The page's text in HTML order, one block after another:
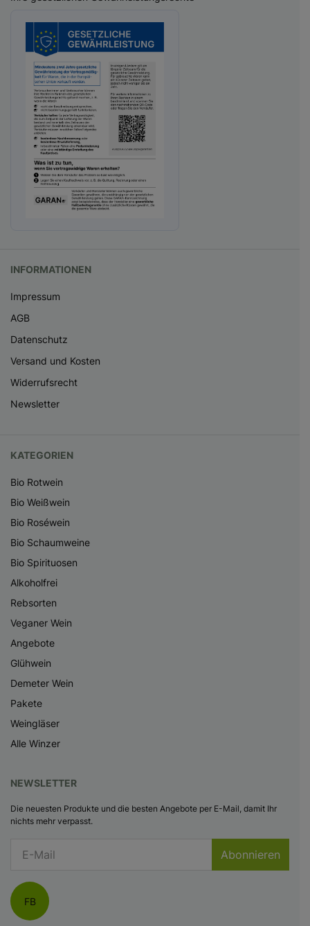
INFORMATIONEN
Impressum
AGB
Datenschutz
Versand und Kosten
Widerrufsrecht
Newsletter
KATEGORIEN
Bio Rotwein
Bio Weißwein
Bio Roséwein
Bio Schaumweine
Bio Spirituosen
Alkoholfrei
Rebsorten
Veganer Wein
Angebote
Glühwein
Demeter Wein
Pakete
Weingläser
Alle Winzer
NEWSLETTER
Die neuesten Produkte und die besten Angebote per E-Mail, damit Ihr
nichts mehr verpasst.
Abonnieren
FB